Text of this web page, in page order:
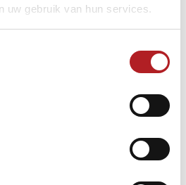
uw gebruik van hun services.